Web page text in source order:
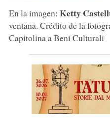
En la imagen: Ketty
ventana. Crédito de la
Capitolina a Beni Culturali